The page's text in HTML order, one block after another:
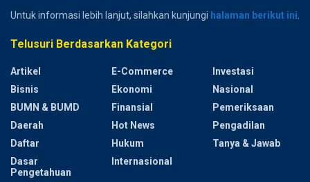
Untuk informasi lebih lanjut, silahkan kunjungi halaman berikut ini
Telusuri Berdasarkan Kategori
Artikel
Bisnis
BUMN & BUMD
Daerah
Daftar
Dasar
Pengetahuan
E-Commerce
Ekonomi
Finansial
Hot News
Hukum
Internasional
Investasi
Nasional
Pemeriksaan
Pengadilan
Tanya & Jawab